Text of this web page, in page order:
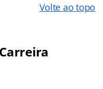
Volte ao topo